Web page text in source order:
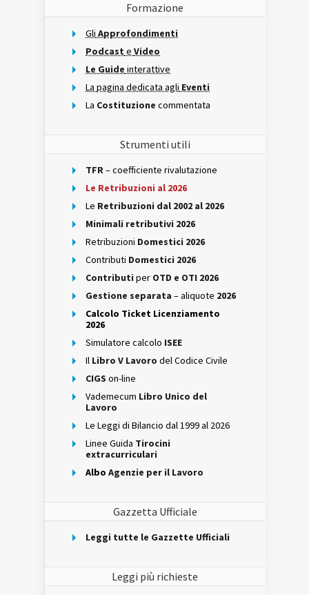
Formazione
Gli Approfondimenti
Podcast e Video
Le Guide interattive
La pagina dedicata agli Eventi
La Costituzione commentata
Strumenti utili
TFR– coefficiente rivalutazione
Le Retribuzioni al 2026
Le Retribuzioni dal 2002 al 2026
Minimali retributivi 2026
Retribuzioni Domestici 2026
Contributi Domestici 2026
Contributi per OTD e OTI 2026
Gestione separata – aliquote 2026
Calcolo Ticket Licenziamento
2026
Simulatore calcolo ISEE
Il Libro V Lavoro del Codice Civile
CIGS on-line
Vademecum Libro Unico del
Lavoro
Le Leggi di Bilancio dal 1999 al 2026
Linee Guida Tirocini
extracurriculari
Albo Agenzie per il Lavoro
Gazzetta Ufficiale
Leggi tutte le Gazzette Ufficiali
Leggi più richieste